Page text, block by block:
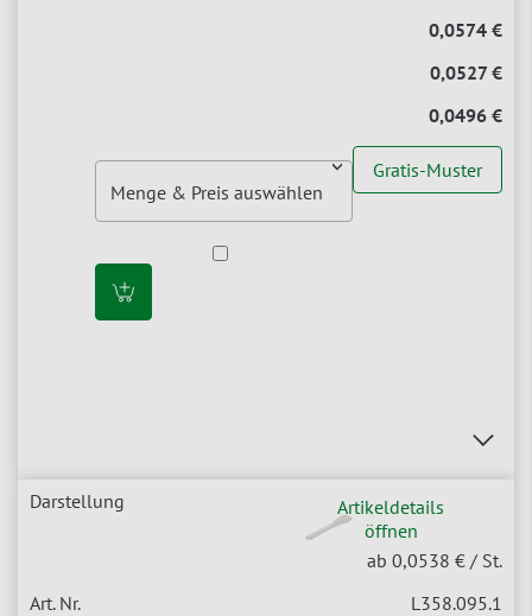
0,0574 €
0,0527 €
0,0496 €
Gratis-Muster
Artikeldetails
öffnen
ab 0,0538 € / St.
L358.095.1